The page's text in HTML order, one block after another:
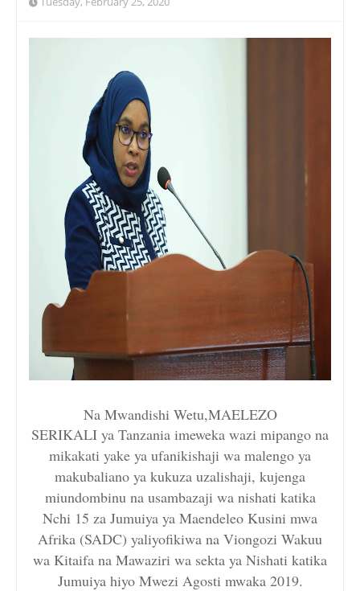
Na Mwandishi Wetu,MAELEZO
SERIKALI ya Tanzania imeweka wazi mipango na
mikakati yake ya ufanikishaji wa malengo ya
makubaliano ya kukuza uzalishaji, kujenga
miundombinu na usambazaji wa nishati katika
Nchi 15 za Jumuiya ya Maendeleo Kusini mwa
Afrika (SADC) yaliyofikiwa na Viongozi Wakuu
wa Kitaifa na Mawaziri wa sekta ya Nishati katika
Jumuiya hiyo Mwezi Agosti mwaka 2019.